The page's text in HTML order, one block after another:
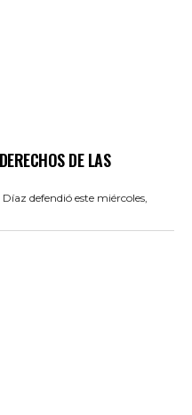
DE LAS
defendió este miércoles,